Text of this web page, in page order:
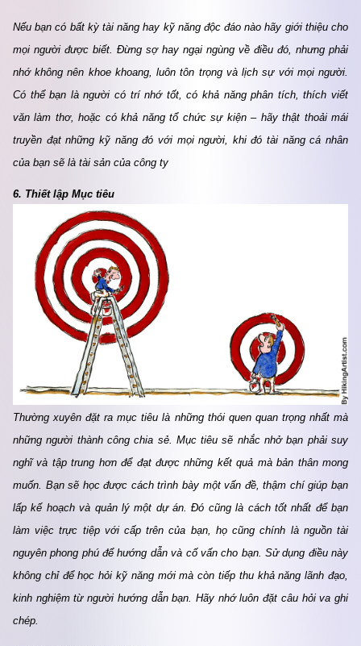
Nếu bạn có bất kỳ tài năng hay kỹ năng độc đáo nào hãy giới thiệu cho
mọi người được biết. Đừng sợ hay ngại ngùng về điều đó, nhưng phải
nhớ không nên khoe khoang, luôn tôn trọng và lịch sự với mọi người.
Có thể bạn là người có trí nhớ tốt, có khả năng phân tích, thích viết
văn làm thơ, hoặc có khả năng tổ chức sự kiện – hãy thật thoải mái
truyền đạt những kỹ năng đó với mọi người, khi đó tài năng cá nhân
của bạn sẽ là tài sản của công ty
6. Thiết lập Mục tiêu
Thường xuyên đặt ra mục tiêu là những thói quen quan trọng nhất mà
những người thành công chia sẻ. Mục tiêu sẽ nhắc nhở bạn phải suy
nghĩ và tập trung hơn để đạt được những kết quả mà bản thân mong
muốn. Bạn sẽ học được cách trình bày một vấn đề, thậm chí giúp bạn
lấp kế hoạch và quản lý một dự án. Đó cũng là cách tốt nhất để bạn
làm việc trực tiệp với cấp trên của bạn, họ cũng chính là nguồn tài
nguyên phong phú để hướng dẫn và cố vấn cho bạn. Sử dụng điều này
không chỉ để học hỏi kỹ năng mới mà còn tiếp thu khả năng lãnh đạo,
kinh nghiệm từ người hướng dẫn bạn. Hãy nhớ luôn đặt câu hỏi va ghi
chép.